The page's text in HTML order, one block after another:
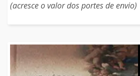
(acresce o valor dos portes de envio)